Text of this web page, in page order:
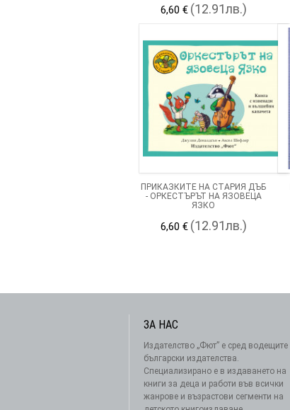
6,60 € (12.91лв.)
ПРИКАЗКИТЕ НА СТАРИЯ ДЪБ
- ОРКЕСТЪРЪТ НА ЯЗОВЕЦА
ЯЗКО
6,60 € (12.91лв.)
ЗА НАС
Издателство „Фют” е сред водещите
български издателства.
Специализирано е в издаването на
книги за деца и работи във всички
жанрове и възрастови сегменти на